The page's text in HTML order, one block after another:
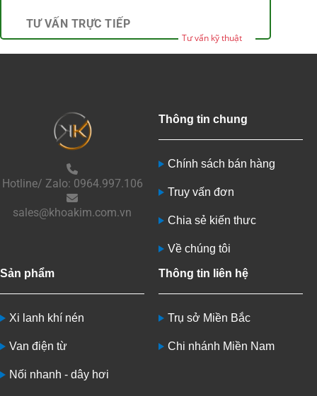
TƯ VẤN TRỰC TIẾP
Tư vấn kỹ thuật
Hotline/ Zalo: 0964.997.106
sales@khoakim.com.vn
Thông tin chung
Chính sách bán hàng
Truy vấn đơn
Chia sẻ kiến thưc
Về chúng tôi
Sản phẩm
Xi lanh khí nén
Van điện từ
Nối nhanh - dây hơi
Thông tin liên hệ
Trụ sở Miền Bắc
Chi nhánh Miền Nam